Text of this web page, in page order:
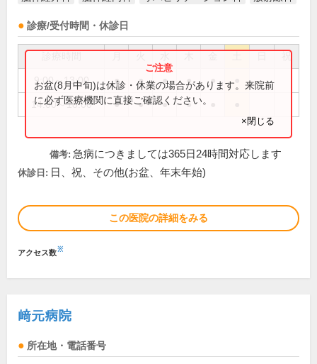
診療/受付時間・休診日
祝
9:00～13:00 ● ● ● ● ●
14:00～18:00 ● ● ● ●
お盆(8月中旬)は休診・休業の場合があります。来院前
に必ず医療機関に直接ご確認ください。
×閉じる
備考: 急病につきましては365日24時間対応します
休診日: 日、祝、その他(お盆、年末年始)
この医院の詳細をみる
アクセス数※
﨑元病院
所在地・電話番号